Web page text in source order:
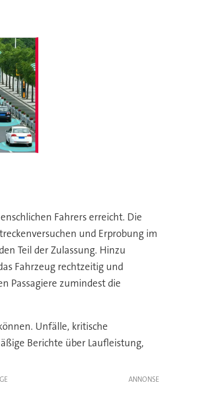
Fahrers erreicht. Die
und Erprobung im
Teil der Zulassung. Hinzu
Fahrzeug rechtzeitig und
Passagiere zumindest die
Unfälle, kritische
Berichte über Laufleistung,